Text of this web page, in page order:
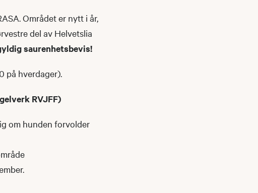
Området er nytt i år,
del av Helvetslia
saurenhetsbevis!
på hverdager).
RVJFF)
om hunden forvolder